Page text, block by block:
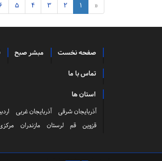
«
1
2
3
4
5
صفحه نخست مبشر صبح
تماس با ما
استان ها
آذربایجان شرقی آذربایجان غربی
قزوین
قم لرستان مازندران